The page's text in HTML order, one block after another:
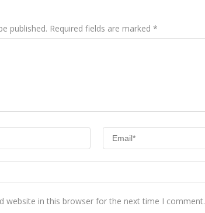
published. Required fields are marked *
website in this browser for the next time I comment.